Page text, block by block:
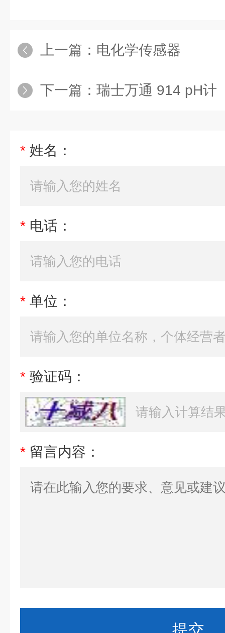
上一篇： 电化学传感器
下一篇： 瑞士万通 914 pH计
* 姓名：
* 电话：
* 单位：
* 验证码：
* 留言内容：